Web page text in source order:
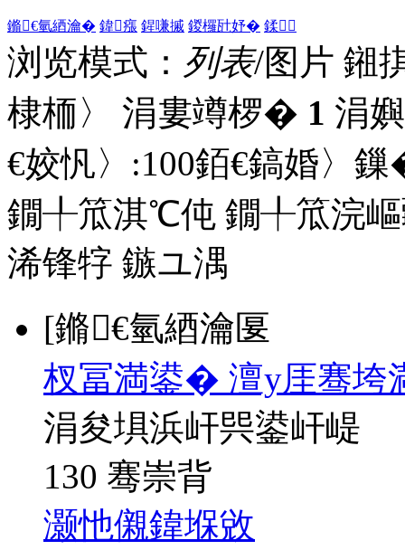
鏅€氫綇瀹� 鍏瘬 鍟嗛摵 鍐欏瓧妤� 鍒
浏览模式： 列表/图片 鎺
棣栭〉 涓婁竴椤� 1 涓
€姣忛〉:100銆€鎬婚〉
鐗╀笟淇℃伅 鐗╀笟浣
浠锋牸 鏃ユ湡
[鏅€氫綇瀹匽
杈冨満鍙� 澶у厓骞垮
涓夋埧浜屽巺鍙屽崼
130 骞崇背
灏忚儭鍏堢敓